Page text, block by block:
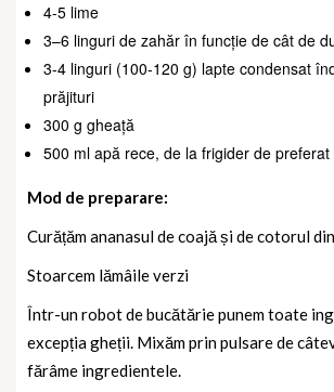
4-5 lime
3–6 linguri de zahăr în funcție de cât de
3-4 linguri (100-120 g) lapte condensat
prăjituri
300 g gheață
500 ml apă rece, de la frigider de preferat
Mod de preparare:
Curățăm ananasul de coajă și de cotorul
Stoarcem lămâile verzi
Într-un robot de bucătărie punem toate
excepția gheții. Mixăm prin pulsare de
fărâme ingredientele.